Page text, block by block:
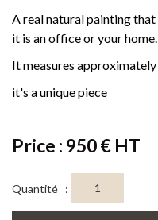
A real natural painting
it is an office or your home.
It measures
it's a unique piece
Price : 950 € HT
Quantité :